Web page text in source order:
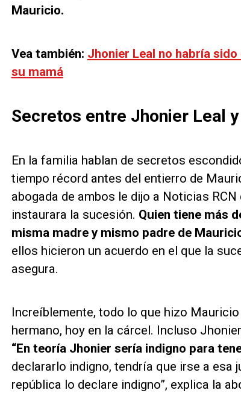
Mauricio.
Vea también: Jhonier Leal no habría
su mamá
Secretos entre Jhonier Leal
En la familia hablan de secretos
tiempo récord antes del entierro de
abogada de ambos le dijo a Noticias
instaurara la sucesión. Quien tiene más
misma madre y mismo padre de
ellos hicieron un acuerdo en el que la
asegura.
Increíblemente, todo lo que hizo
hermano, hoy en la cárcel. Incluso
“En teoría Jhonier sería indigno para
declararlo indigno, tendría que irse a esa
república lo declare indigno”, explica la